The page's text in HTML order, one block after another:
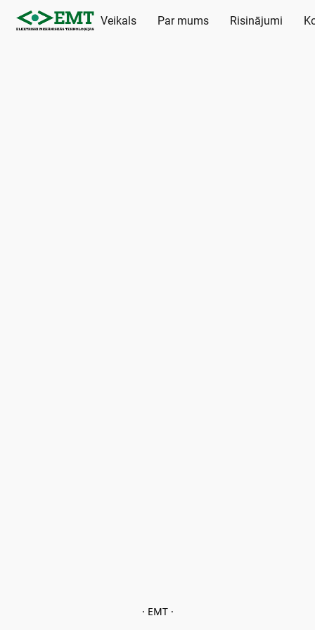
Veikals Par mums Risinājumi
· EMT ·